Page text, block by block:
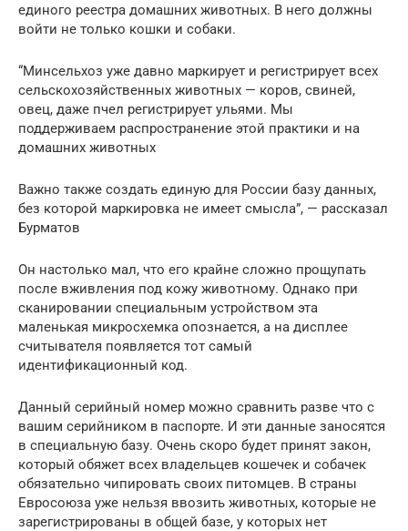
единого реестра домашних животных. В него должны
войти не только кошки и собаки.
“Минсельхоз уже давно маркирует и регистрирует всех
сельскохозяйственных животных — коров, свиней,
овец, даже пчел регистрирует ульями. Мы
поддерживаем распространение этой практики и на
домашних животных
Важно также создать единую для России базу данных,
без которой маркировка не имеет смысла”, — рассказал
Бурматов
Он настолько мал, что его крайне сложно прощупать
после вживления под кожу животному. Однако при
сканировании специальным устройством эта
маленькая микросхемка опознается, а на дисплее
считывателя появляется тот самый
идентификационный код.
Данный серийный номер можно сравнить разве что с
вашим серийником в паспорте. И эти данные заносятся
в специальную базу. Очень скоро будет принят закон,
который обяжет всех владельцев кошечек и собачек
обязательно чипировать своих питомцев. В страны
Евросоюза уже нельзя ввозить животных, которые не
зарегистрированы в общей базе, у которых нет